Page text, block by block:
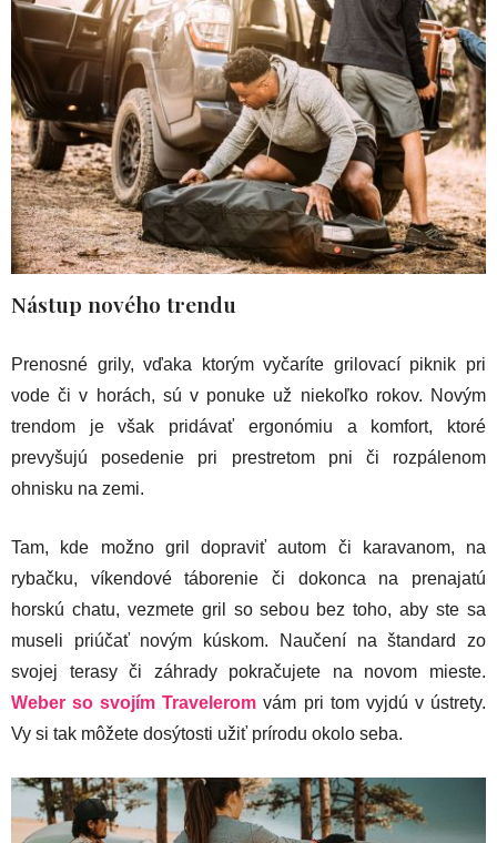
Nástup nového trendu
Prenosné grily, vďaka ktorým vyčaríte grilovací piknik pri
vode či v horách, sú v ponuke už niekoľko rokov. Novým
trendom je však pridávať ergonómiu a komfort, ktoré
prevyšujú posedenie pri prestretom pni či rozpálenom
ohnisku na zemi.
Tam, kde možno gril dopraviť autom či karavanom, na
rybačku, víkendové táborenie či dokonca na prenajatú
horskú chatu, vezmete gril so sebou bez toho, aby ste sa
museli priúčať novým kúskom. Naučení na štandard zo
svojej terasy či záhrady pokračujete na novom mieste.
Weber so svojím Travelerom vám pri tom vyjdú v ústrety.
Vy si tak môžete dosýtosti užiť prírodu okolo seba.